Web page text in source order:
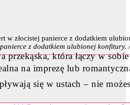
z dodatkiem ulubionej konfitury.
przekąska, która łączy w
na imprezę lub
się w ustach – nie